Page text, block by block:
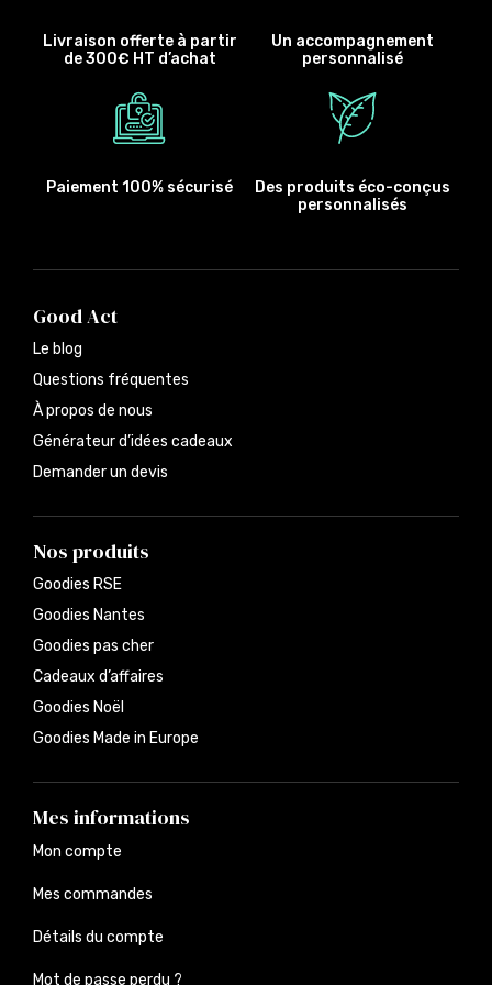
Livraison offerte à partir
de 300€ HT d’achat
Un accompagnement
personnalisé
Paiement 100% sécurisé
Des produits éco-conçus
personnalisés
Good Act
Le blog
Questions fréquentes
À propos de nous
Générateur d’idées cadeaux
Demander un devis
Nos produits
Goodies RSE
Goodies Nantes
Goodies pas cher
Cadeaux d’affaires
Goodies Noël
Goodies Made in Europe
Mes informations
Mon compte
Mes commandes
Détails du compte
Mot de passe perdu ?